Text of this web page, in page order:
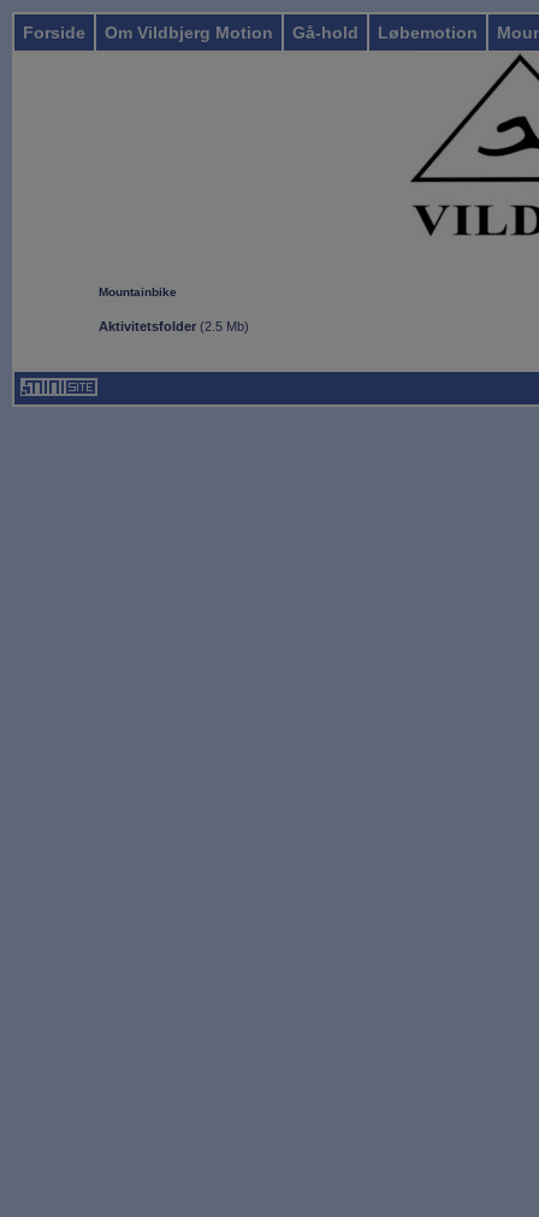
Forside Om Vildbjerg Motion Gå-hold Løbemotion
Mountainbike
Aktivitetsfolder (2.5 Mb)